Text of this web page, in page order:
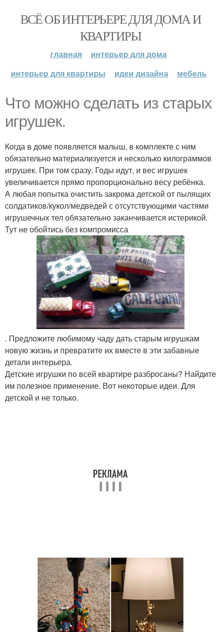
ВСЁ ОБ ИНТЕРЬЕРЕ ДЛЯ ДОМА И
КВАРТИРЫ
главная
интерьер для дома
интерьер для квартиры
идеи дизайна мебель
Что можно сделать из старых
игрушек.
Когда в доме появляется малыш, в комплекте с ним
обязательно материализуется и несколько килограммов
игрушек. При том сразу. Годы идут, и вес игрушек
увеличивается прямо пропорционально весу ребёнка.
А любая попытка очистить закрома детской от пылящих
солдатиков/кукол/медведей с отсутствующими частями
игрушечных тел обязательно заканчивается истерикой.
Тут не обойтись без компромисса
. Предложите любимому чаду дать старым игрушкам
новую жизнь и превратите их вместе в эти забавные
детали интерьера.
Детские игрушки по всей квартире разбросаны? Найдите
им полезное применение. Вот некоторые идеи. Для
детской и не только.